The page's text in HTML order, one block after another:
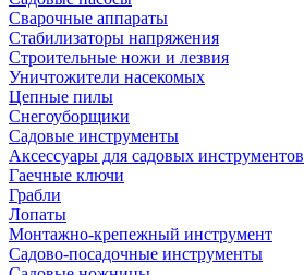
Сварочные аппараты
Стабилизаторы напряжения
Строительные ножи и лезвия
Уничтожители насекомых
Цепные пилы
Снегоуборщики
Садовые инструменты
Аксессуары для садовых инструментов
Гаечные ключи
Грабли
Лопаты
Монтажно-крепежный инструмент
Садово-посадочные инструменты